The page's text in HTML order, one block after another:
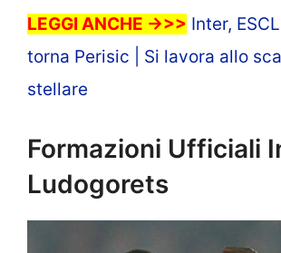
LEGGI ANCHE ->>> Inter,
torna Perisic | Si lavora allo
stellare
Formazioni Ufficiali
Ludogorets